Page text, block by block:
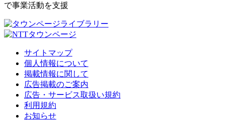
で事業活動を支援
サイトマップ
個人情報について
掲載情報に関して
広告掲載のご案内
広告・サービス取扱い規約
利用規約
お知らせ